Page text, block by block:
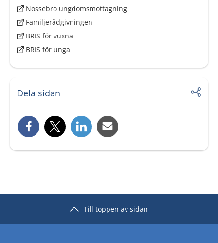
Nossebro ungdomsmottagning
Familjerådgivningen
BRIS för vuxna
BRIS för unga
Dela sidan
Till toppen av sidan